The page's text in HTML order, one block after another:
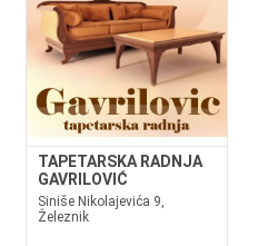
TAPETARSKA RADNJA
GAVRILOVIĆ
Siniše Nikolajevića 9,
Železnik